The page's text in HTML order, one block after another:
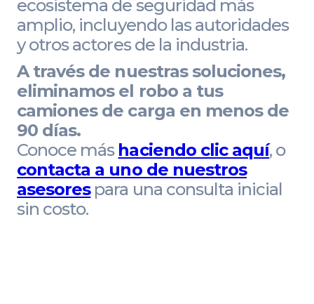
ecosistema de seguridad más
amplio, incluyendo las autoridades
y otros actores de la industria.
A través de nuestras soluciones,
eliminamos el robo a tus
camiones de carga en menos de
90 días.
Conoce más haciendo clic aquí, o
contacta a uno de nuestros
asesorespara una consulta inicial
sin costo.